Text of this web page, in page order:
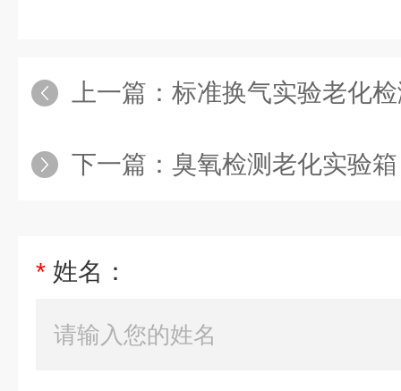
上一篇： 标准换气实验老化
下一篇： 臭氧检测老化实验箱
* 姓名：